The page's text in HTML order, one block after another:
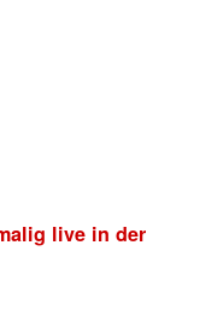
live in der